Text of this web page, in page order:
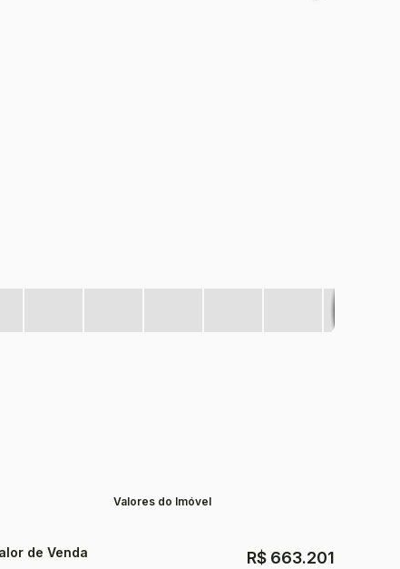
Valores do Imóvel
R$ 663.201
de Venda